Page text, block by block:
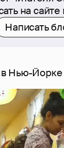
на
Написать
в Нью-Йорке